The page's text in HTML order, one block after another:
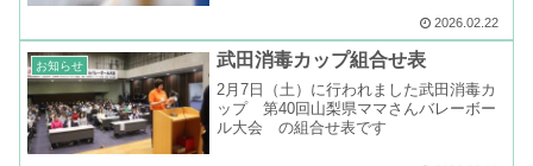
2026.02.22
お知らせ 武田消毒カップ組合せ表
2月7日（土）に行われました武田消毒カ
ップ 第40回山梨県ママさんバレーボー
ル大会 の組合せ表です